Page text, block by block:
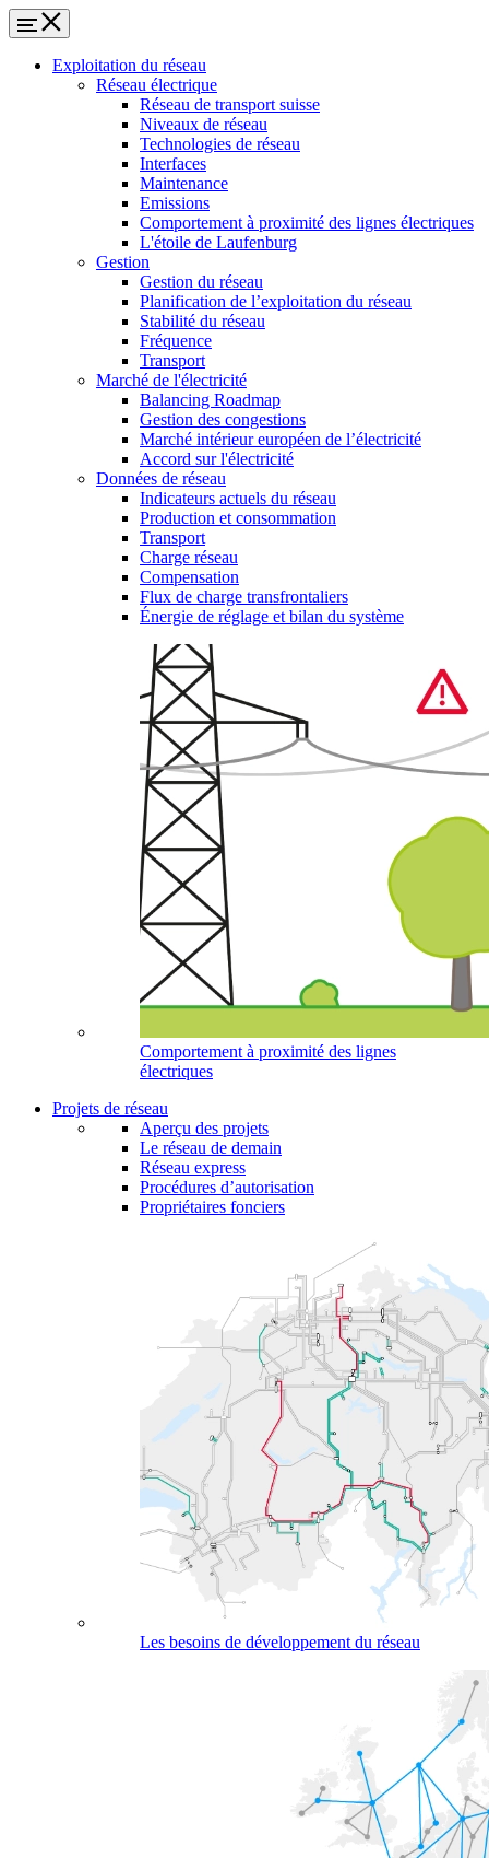
Exploitation du réseau
Réseau électrique
Réseau de transport suisse
Niveaux de réseau
Technologies de réseau
Interfaces
Maintenance
Emissions
Comportement à proximité des lignes électriques
L'étoile de Laufenburg
Gestion
Gestion du réseau
Planification de l’exploitation du réseau
Stabilité du réseau
Fréquence
Transport
Marché de l'électricité
Balancing Roadmap
Gestion des congestions
Marché intérieur européen de l’électricité
Accord sur l'électricité
Données de réseau
Indicateurs actuels du réseau
Production et consommation
Transport
Charge réseau
Compensation
Flux de charge transfrontaliers
Énergie de réglage et bilan du système
Comportement à proximité des lignes
électriques
Projets de réseau
Aperçu des projets
Le réseau de demain
Réseau express
Procédures d’autorisation
Propriétaires fonciers
Les besoins de développement du réseau